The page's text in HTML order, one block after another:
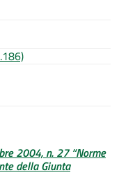
2004, n. 27 “Norme
della Giunta